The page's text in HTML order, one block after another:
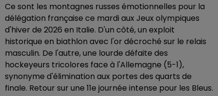
Ce sont les montagnes russes émotionnelles pour la
délégation française ce mardi aux Jeux olympiques
d'hiver de 2026 en Italie. D'un côté, un exploit
historique en biathlon avec l'or décroché sur le relais
masculin. De l'autre, une lourde défaite des
hockeyeurs tricolores face à l'Allemagne (5-1),
synonyme d'élimination aux portes des quarts de
finale. Retour sur une 11e journée intense pour les Bleus.